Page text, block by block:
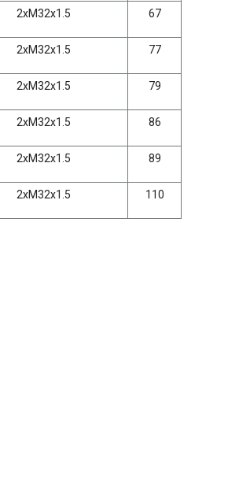
2xM32x1.5 67
2xM32x1.5 77
2xM32x1.5 79
2xM32x1.5 86
2xM32x1.5 89
2xM32x1.5 110